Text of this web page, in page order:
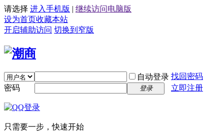
请选择 进入手机版 | 继续访问电脑版
设为首页收藏本站
开启辅助访问 切换到窄版
自动登录 找回密码
密码
登录 立即注册
只需要一步，快速开始